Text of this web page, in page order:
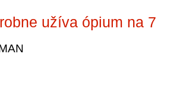
užíva ópium na 7